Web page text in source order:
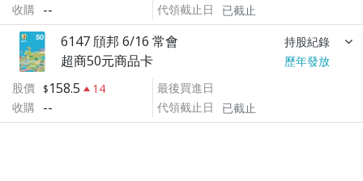
收購 --
代領截止日
已截止
6147 頎邦 6/16 常會 持股紀錄
超商50元商品卡
歷年發放
股價
158.5
14
收購 --
最後買進日
代領截止日
已截止